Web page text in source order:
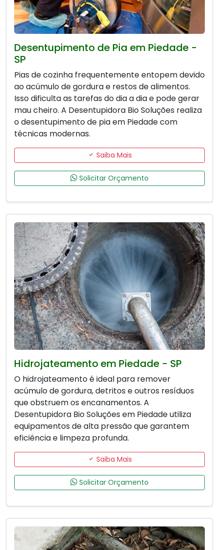
Desentupimento de Pia em Piedade -
SP
Pias de cozinha frequentemente entopem devido
ao acúmulo de gordura e restos de alimentos.
Isso dificulta as tarefas do dia a dia e pode gerar
mau cheiro. A Desentupidora Bio Soluções realiza
o desentupimento de pia em Piedade com
técnicas modernas.
Saiba Mais
Solicitar Orçamento
Hidrojateamento em Piedade - SP
O hidrojateamento é ideal para remover
acúmulo de gordura, detritos e outros resíduos
que obstruem os encanamentos. A
Desentupidora Bio Soluções em Piedade utiliza
equipamentos de alta pressão que garantem
eficiência e limpeza profunda.
Saiba Mais
Solicitar Orçamento